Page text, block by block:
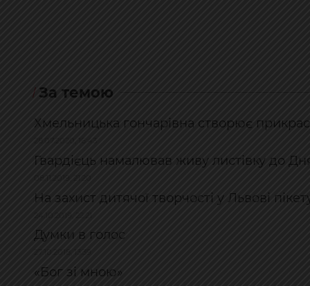
За темою
Хмельницька гончарівна створює
Гвардієць намалював живу листівку до
На захист дитячої творчості у Львові
Думки в голос
«Бог зі мною»